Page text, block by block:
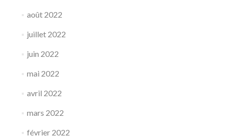
août 2022
juillet 2022
juin 2022
mai 2022
avril 2022
mars 2022
février 2022